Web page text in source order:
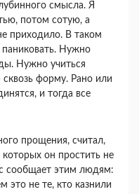
смысла. Я
по­том сотую, а
при­ходило. В таком
паниковать. Нужно
Нужно учиться
сквозь форму. Рано или
и тогда все
прощения, считал,
он простить не
сооб­щает этим людям:
это не те, кто казнили